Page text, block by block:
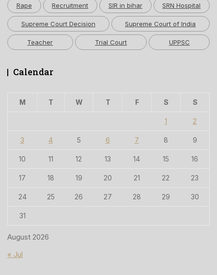
Rape Recruitment SIR in bihar SRN Hospital
Supreme Court Decision Supreme Court of India
Teacher Trial Court UPPSC
Calendar
August 2026
M T W T F S S
1 2
3 4 5 6 7 8 9
10 11 12 13 14 15 16
17 18 19 20 21 22 23
24 25 26 27 28 29 30
31
« Jul